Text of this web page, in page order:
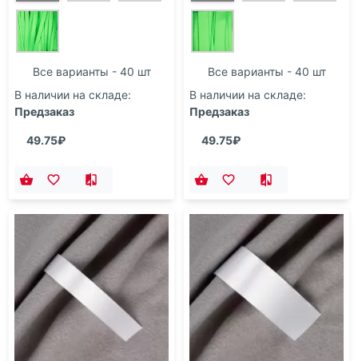
Все варианты - 40 шт
В наличии на складе:
Предзаказ
49.75₽
Все варианты - 40 шт
В наличии на складе:
Предзаказ
49.75₽